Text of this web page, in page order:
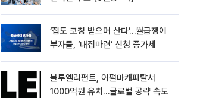
‘집도 코칭 받으며 산다’…월급쟁이
부자들, ‘내집마련’ 신청 증가세
블루엘리펀트, 어펄마캐피탈서
1000억원 유치…글로벌 공략 속도